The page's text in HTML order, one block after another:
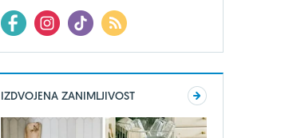
IZDVOJENA ZANIMLJIVOST